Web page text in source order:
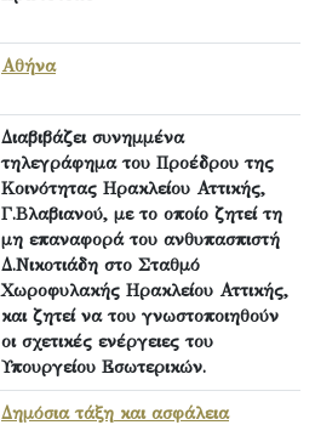
Αθήνα
Διαβιβάζει συνημμένα
τηλεγράφημα του Προέδρου της
Κοινότητας Ηρακλείου Αττικής,
Γ.Βλαβιανού, με το οποίο ζητεί τη
μη επαναφορά του ανθυπασπιστή
Δ.Νικοτιάδη στο Σταθμό
Χωροφυλακής Ηρακλείου Αττικής,
και ζητεί να του γνωστοποιηθούν
οι σχετικές ενέργειες του
Υπουργείου Εσωτερικών.
Δημόσια τάξη και ασφάλεια